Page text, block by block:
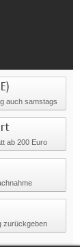
auch samstags
ab 200 Euro
zurückgeben